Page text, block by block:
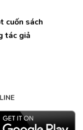
cuốn sách
tác giả